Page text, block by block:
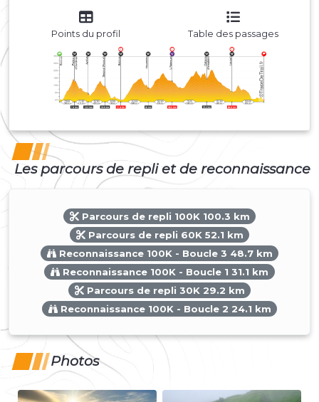
Points du profil Table des passages
Les parcours de repli et de reconnaissance
Parcours de repli 100K 100.3 km
Parcours de repli 60K 52.1 km
Reconnaissance 100K - Boucle 3 48.7 km
Reconnaissance 100K - Boucle 1 31.1 km
Parcours de repli 30K 29.2 km
Reconnaissance 100K - Boucle 2 24.1 km
Photos